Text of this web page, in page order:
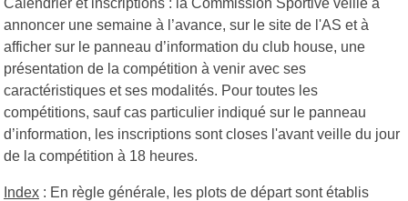
annoncer une semaine à l’avance, sur le site de l'AS et à
afficher sur le panneau d’information du club house, une
présentation de la compétition à venir avec ses
caractéristiques et ses modalités. Pour toutes les
compétitions, sauf cas particulier indiqué sur le panneau
d’information, les inscriptions sont closes l'avant veille du jour
de la compétition à 18 heures.
Index : En règle générale, les plots de départ sont établis